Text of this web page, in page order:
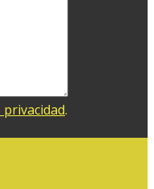
privacidad.